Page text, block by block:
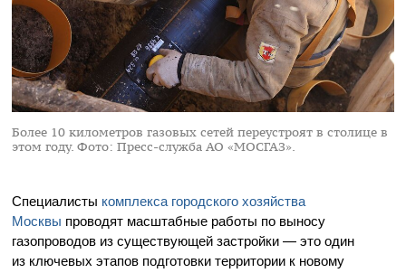
Более 10 километров газовых сетей переустроят в столице в
этом году. Фото: Пресс-служба АО «МОСГАЗ».
Специалисты комплекса городского хозяйства
Москвы проводят масштабные работы по выносу
газопроводов из существующей застройки — это один
из ключевых этапов подготовки территории к новому